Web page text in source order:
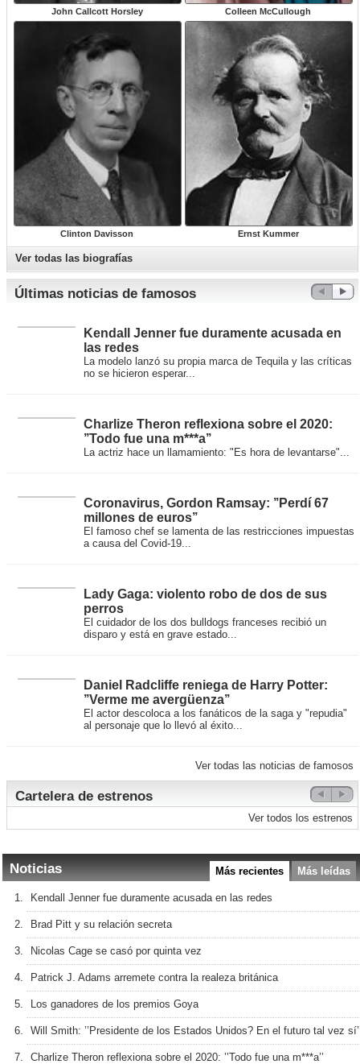
John Callcott Horsley Colleen McCullough
Clinton Davisson Ernst Kummer
Ver todas las biografías
Últimas noticias de famosos
Kendall Jenner fue duramente acusada en
las redes
La modelo lanzó su propia marca de Tequila y las críticas
no se hicieron esperar...
Charlize Theron reflexiona sobre el 2020:
’’Todo fue una m***a’’
La actriz hace un llamamiento: "Es hora de levantarse"...
Coronavirus, Gordon Ramsay: ’’Perdí 67
millones de euros’’
El famoso chef se lamenta de las restricciones impuestas
a causa del Covid-19...
Lady Gaga: violento robo de dos de sus
perros
El cuidador de los dos bulldogs franceses recibió un
disparo y está en grave estado...
Daniel Radcliffe reniega de Harry Potter:
’’Verme me avergüenza’’
El actor descoloca a los fanáticos de la saga y "repudia"
al personaje que lo llevó al éxito...
Ver todas las noticias de famosos
Cartelera de estrenos
Ver todos los estrenos
Noticias Más leídas
Más recientes
Kendall Jenner fue duramente acusada en las redes
Brad Pitt y su relación secreta
Nicolas Cage se casó por quinta vez
Patrick J. Adams arremete contra la realeza británica
Los ganadores de los premios Goya
Will Smith: ’’Presidente de los Estados Unidos? En el futuro tal vez
Charlize Theron reflexiona sobre el 2020: ’’Todo fue una m***a’’